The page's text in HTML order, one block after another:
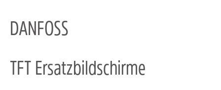
DANFOSS
TFT Ersatzbildschirme